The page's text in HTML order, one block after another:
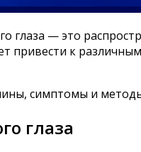
глаза — это
привести к
симптомы и методы
глаза